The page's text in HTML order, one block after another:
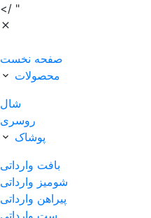
" />
صفحه نخست
محصولات
شال
روسری
پوشاک
بافت وارداتی
شومیز وارداتی
پیراهن وارداتی
ست وارداتی